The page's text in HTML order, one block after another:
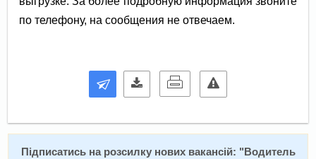
по телефону, на сообщения не отвечаем.
Підписатись на розсилку нових вакансій: " Водитель